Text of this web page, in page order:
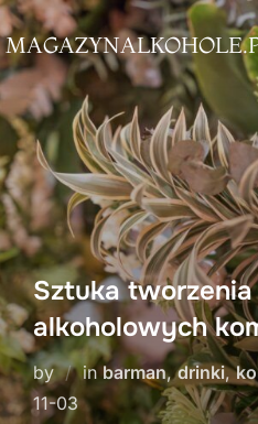
Skip
to
content
Sztuka
alkoholowych
by inbarman,drinki,
11-03